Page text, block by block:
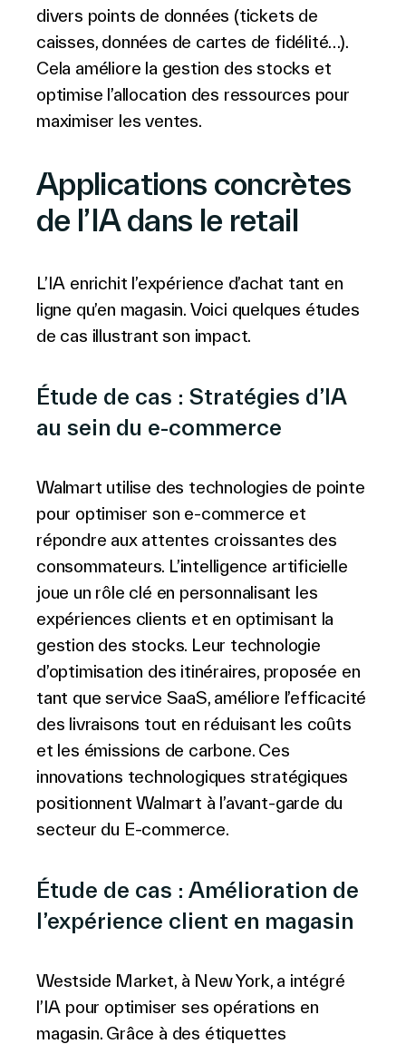
divers points de données (tickets de
caisses, données de cartes de fidélité…).
Cela améliore la gestion des stocks et
optimise l’allocation des ressources pour
maximiser les ventes.
Applications concrètes
de l’IA dans le retail
L’IA enrichit l’expérience d’achat tant en
ligne qu’en magasin. Voici quelques études
de cas illustrant son impact.
Étude de cas : Stratégies d’IA
au sein du e-commerce
Walmart utilise des technologies de pointe
pour optimiser son e-commerce et
répondre aux attentes croissantes des
consommateurs. L’intelligence artificielle
joue un rôle clé en personnalisant les
expériences clients et en optimisant la
gestion des stocks. Leur technologie
d’optimisation des itinéraires, proposée en
tant que service SaaS, améliore l’efficacité
des livraisons tout en réduisant les coûts
et les émissions de carbone. Ces
innovations technologiques stratégiques
positionnent Walmart à l’avant-garde du
secteur du E-commerce.
Étude de cas : Amélioration de
l’expérience client en magasin
Westside Market, à New York, a intégré
l’IA pour optimiser ses opérations en
magasin. Grâce à des étiquettes